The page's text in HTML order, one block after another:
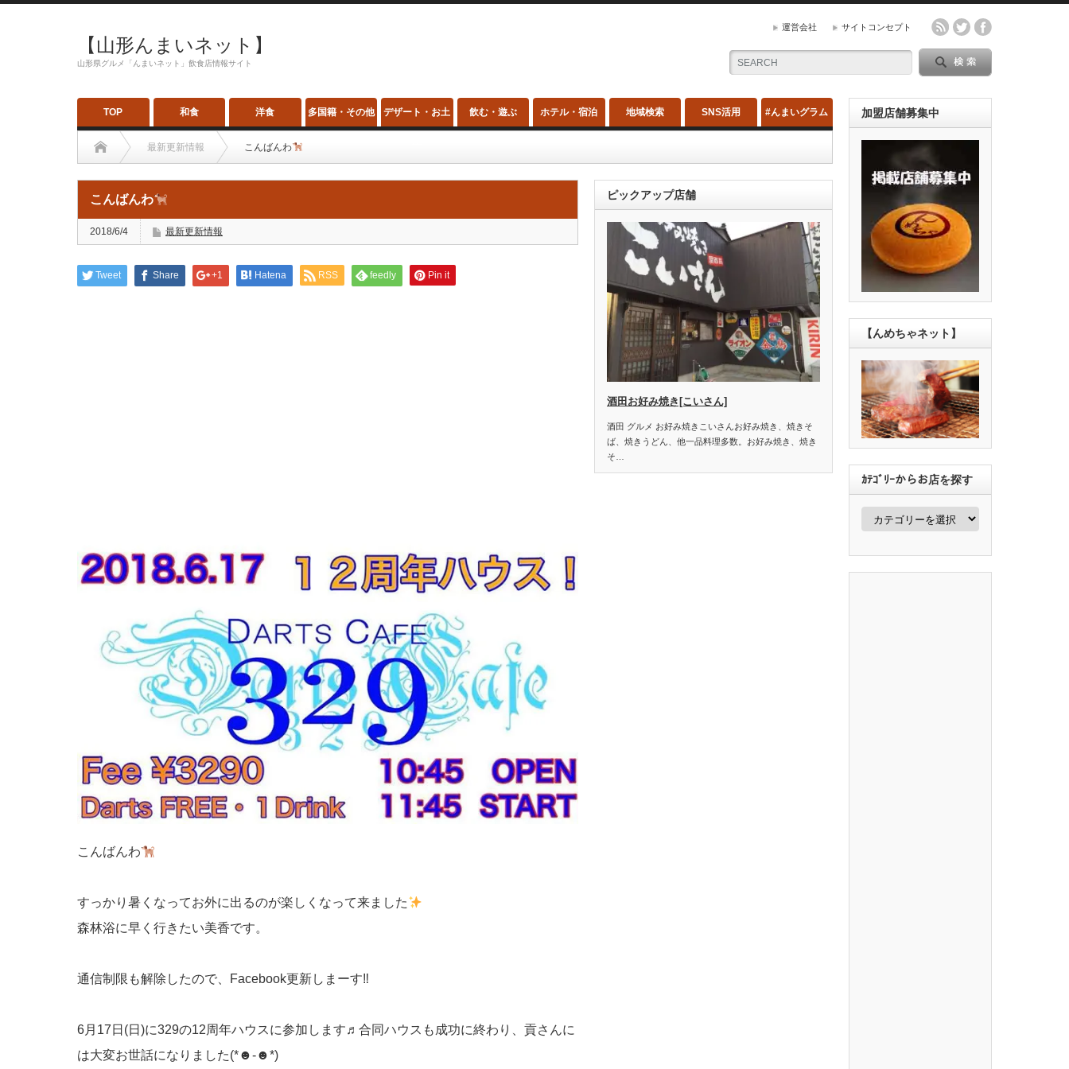
【山形んまいネット】
山形県グルメ「んまいネット」飲食店情報サイト
運営会社 サイトコンセプト
TOP 和食 洋食 多国籍・その他 デザート・お土 飲む・遊ぶ ホテル・宿泊 地域検索 SNS活用 #んまいグラム
最新更新情報 こんばんわ
こんばんわ
2018/6/4 最新更新情報
Tweet Share +1 Hatena RSS feedly Pin it
こんばんわ
すっかり暑くなってお外に出るのが楽しくなって来ました
森林浴に早く行きたい美香です。
通信制限も解除したので、Facebook更新しまーす‼︎
6月17日(日)に329の12周年ハウスに参加します♬合同ハウスも成功に終わり、貢さんに
は大変お世話になりました(*☻-☻*)
ピックアップ店舗
酒田お好み焼き[こいさん]
酒田 グルメ お好み焼きこいさんお好み焼き、焼きそ
ば、焼きうどん、他一品料理多数。お好み焼き、焼き
そ…
加盟店舗募集中
【んめちゃネット】
ｶﾃｺﾞﾘｰからお店を探す
ｶ
ｺﾞ
か